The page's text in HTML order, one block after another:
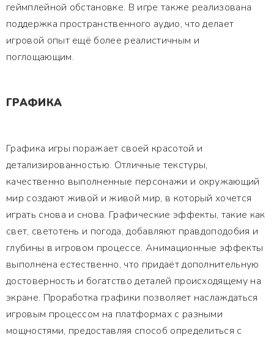
геймплейной обстановке. В игре также реализована
поддержка пространственного аудио, что делает
игровой опыт ещё более реалистичным и
поглощающим.
ГРАФИКА
Графика игры поражает своей красотой и
детализированностью. Отличные текстуры,
качественно выполненные персонажи и окружающий
мир создают живой и живой мир, в который хочется
играть снова и снова. Графические эффекты, такие как
свет, светотень и погода, добавляют правдоподобия и
глубины в игровом процессе. Анимационные эффекты
выполнена естественно, что придаёт дополнительную
достоверность и богатство деталей происходящему на
экране. Проработка графики позволяет наслаждаться
игровым процессом на платформах с разными
мощностями, предоставляя способ определиться с